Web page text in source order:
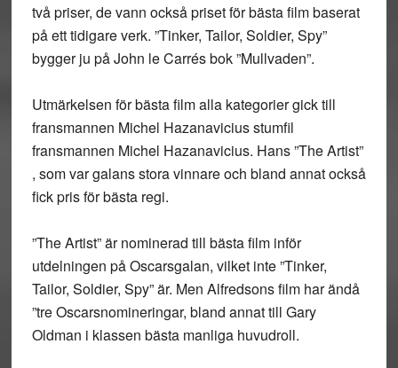
två priser, de vann också priset för bästa film baserat
på ett tidigare verk. ”Tinker, Tailor, Soldier, Spy”
bygger ju på John le Carrés bok ”Mullvaden”.
Utmärkelsen för bästa film alla kategorier gick till
fransmannen Michel Hazanavicius stumfil
fransmannen Michel Hazanavicius. Hans ”The Artist”
, som var galans stora vinnare och bland annat också
fick pris för bästa regi.
”The Artist” är nominerad till bästa film inför
utdelningen på Oscarsgalan, vilket inte ”Tinker,
Tailor, Soldier, Spy” är. Men Alfredsons film har ändå
”tre Oscarsnomineringar, bland annat till Gary
Oldman i klassen bästa manliga huvudroll.